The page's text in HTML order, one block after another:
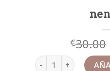
€30.00
nenuca cantidad